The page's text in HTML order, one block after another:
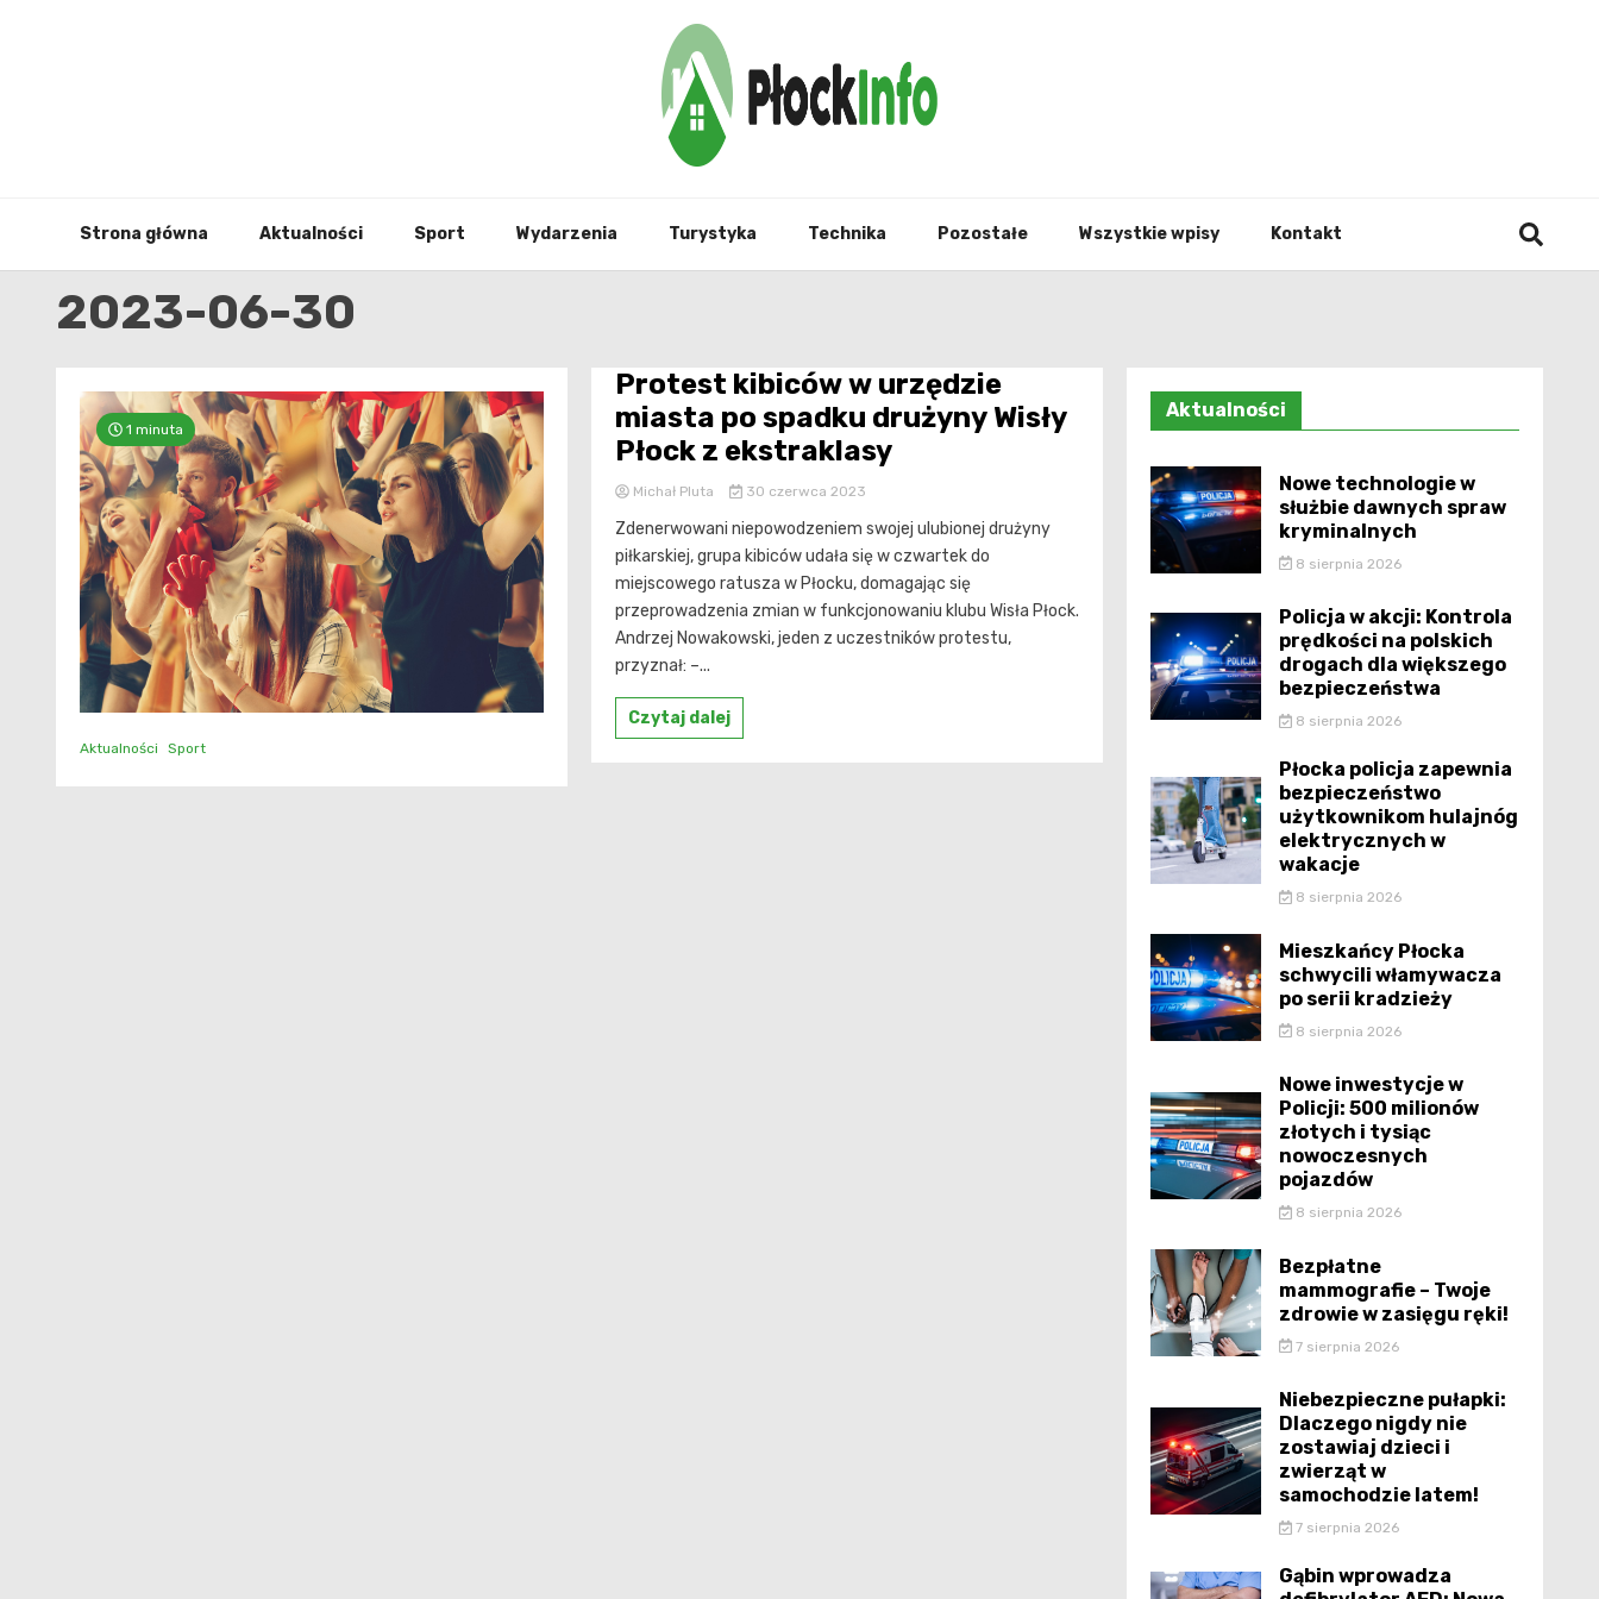
Strona główna Aktualności Sport Wydarzenia Turystyka Technika Pozostałe Wszystkie wpisy Kontakt
2023-06-30
1 minuta
Aktualności Sport
Protest kibiców w urzędzie
miasta po spadku drużyny Wisły
Płock z ekstraklasy
Michał Pluta 30 czerwca 2023
Zdenerwowani niepowodzeniem swojej ulubionej drużyny
piłkarskiej, grupa kibiców udała się w czwartek do
miejscowego ratusza w Płocku, domagając się
przeprowadzenia zmian w funkcjonowaniu klubu Wisła Płock.
Andrzej Nowakowski, jeden z uczestników protestu,
przyznał: –...
Czytaj dalej
Aktualności
Nowe technologie w
służbie dawnych spraw
kryminalnych
8 sierpnia 2026
Policja w akcji: Kontrola
prędkości na polskich
drogach dla większego
bezpieczeństwa
8 sierpnia 2026
Płocka policja zapewnia
bezpieczeństwo
użytkownikom hulajnóg
elektrycznych w
wakacje
8 sierpnia 2026
Mieszkańcy Płocka
schwycili włamywacza
po serii kradzieży
8 sierpnia 2026
Nowe inwestycje w
Policji: 500 milionów
złotych i tysiąc
nowoczesnych
pojazdów
8 sierpnia 2026
Bezpłatne
mammografie – Twoje
zdrowie w zasięgu ręki!
7 sierpnia 2026
Niebezpieczne pułapki:
Dlaczego nigdy nie
zostawiaj dzieci i
zwierząt w
samochodzie latem!
7 sierpnia 2026
Gąbin wprowadza